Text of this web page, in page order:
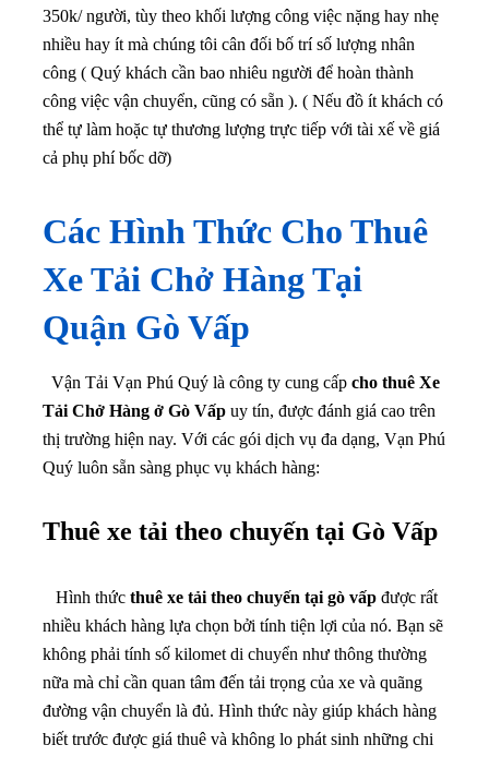
350k/ người, tùy theo khối lượng công việc nặng hay nhẹ
nhiều hay ít mà chúng tôi cân đối bố trí số lượng nhân
công ( Quý khách cần bao nhiêu người để hoàn thành
công việc vận chuyển, cũng có sẵn ). ( Nếu đồ ít khách có
thể tự làm hoặc tự thương lượng trực tiếp với tài xế về giá
cả phụ phí bốc dỡ)
Các Hình Thức Cho Thuê
Xe Tải Chở Hàng Tại
Quận Gò Vấp
Vận Tải Vạn Phú Quý là công ty cung cấp cho thuê Xe
Tải Chở Hàng ở Gò Vấp uy tín, được đánh giá cao trên
thị trường hiện nay. Với các gói dịch vụ đa dạng, Vạn Phú
Quý luôn sẵn sàng phục vụ khách hàng:
Thuê xe tải theo chuyến tại Gò Vấp
Hình thức thuê xe tải theo chuyến tại gò vấp được rất
nhiều khách hàng lựa chọn bởi tính tiện lợi của nó. Bạn sẽ
không phải tính số kilomet di chuyển như thông thường
nữa mà chỉ cần quan tâm đến tải trọng của xe và quãng
đường vận chuyển là đủ. Hình thức này giúp khách hàng
biết trước được giá thuê và không lo phát sinh những chi